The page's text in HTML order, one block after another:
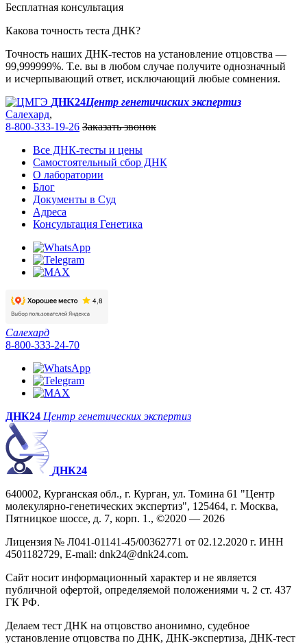
Бесплатная консультация
Какова точность теста ДНК?
Точность наших ДНК-тестов на установление отцовства —
99,999999%. Т.е. вы в любом случае получите однозначный
и исчерпывающий ответ, исключающий любые сомнения.
ДНК24Центр генетичиских экспертиз
Салехард,
8-800-333-19-26 Заказать звонок
Все ДНК-тесты и цены
Самостоятельный сбор ДНК
О лаборатории
Блог
Документы в Суд
Адреса
Консультация Генетика
Салехард
8-800-333-24-70
ДНК24 Центр генетических экспертиз
ДНК24
640002, Курганская обл., г. Курган, ул. Томина 61 "Центр
молекулярно-генетических экспертиз", 125464, г. Москва,
Пятницкое шоссе, д. 7, корп. 1., ©2020 — 2026
Лицензия № Л041-01141-45/00362771 от 02.12.2020 г. ИНН
4501182729, E-mail: dnk24@dnk24.com.
Сайт носит информационный характер и не является
публичной офертой, определяемой положениями ч. 2 ст. 437
ГК РФ.
Делаем тест ДНК на отцовство анонимно, судебное
установление отцовства по ДНК, ДНК-экспертиза, ДНК-тест